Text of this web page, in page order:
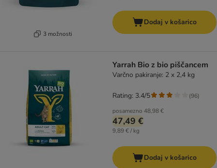
3 možnosti
Dodaj v košarico
Yarrah Bio z bio piščancem
Varčno pakiranje: 2 x 2,4 kg
posamezno 48,98 €
47,49 €
9,89 € / kg
Rating: 3.4/5 (96)
Dodaj v košarico